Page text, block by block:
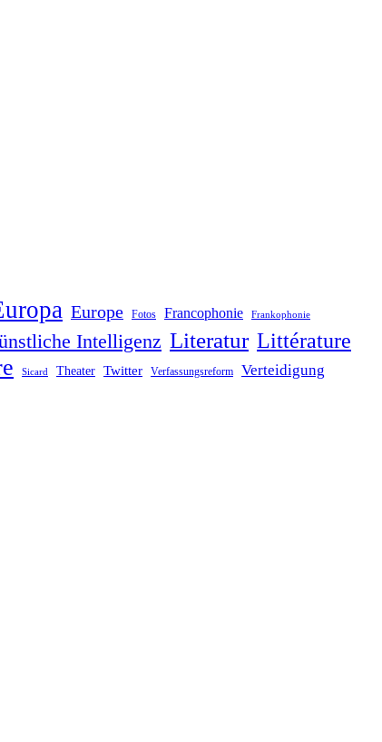
Europe Fotos Francophonie Frankophonie
Intelligenz Literatur Littérature
Sicard Theater Twitter Verfassungsreform Verteidigung